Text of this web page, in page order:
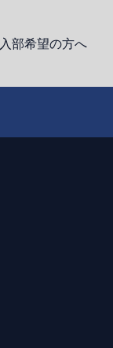
入部希望の方へ